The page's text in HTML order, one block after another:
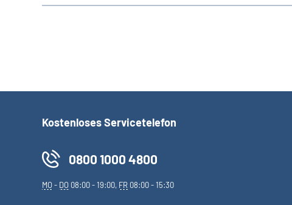
Kostenloses Servicetelefon
0800 1000 4800
MO- DO 08:00 - 19:00, FR 08:00 - 15:30